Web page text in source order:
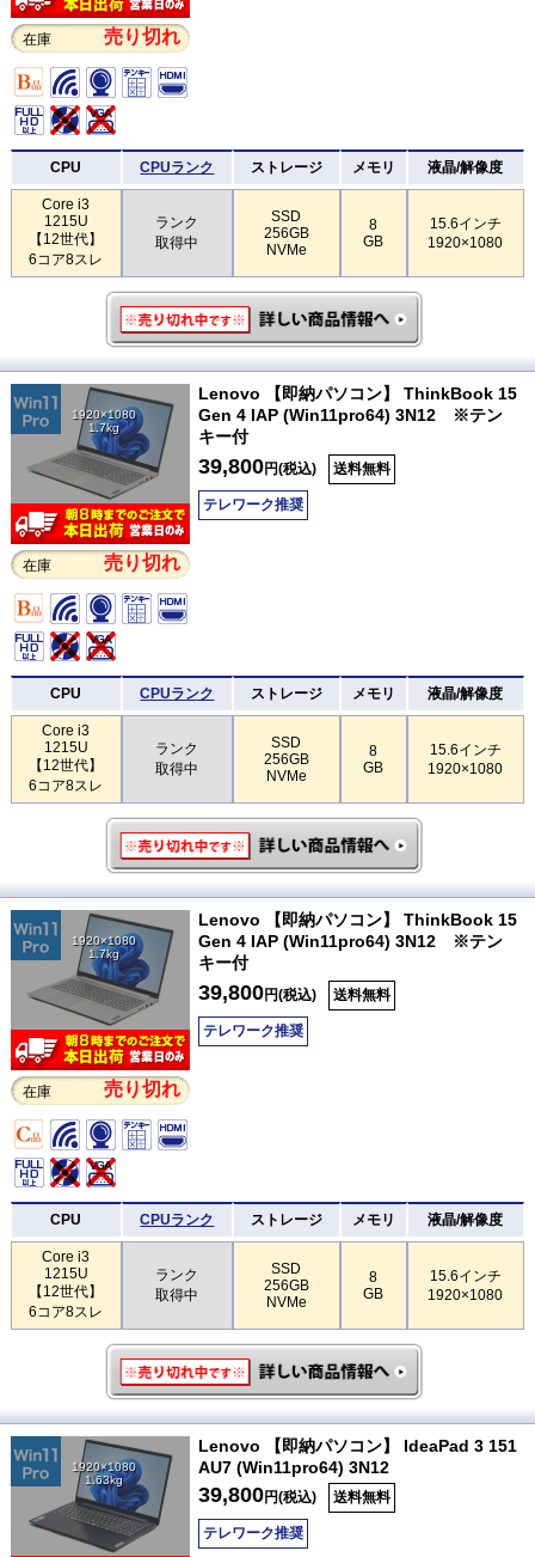
在庫 売り切れ
CPU CPUランク ストレージ メモリ 液晶/解像度
Core i3
1215U
【12世代】
6コア8スレ
ランク
取得中
SSD
256GB
NVMe
8
GB
15.6インチ
1920×1080
1920×1080
1.7kg
在庫 売り切れ
Lenovo 【即納パソコン】 ThinkBook 15
Gen 4 IAP (Win11pro64) 3N12 ※テン
キー付
39,800円(税込) 送料無料
テレワーク推奨
CPU CPUランク ストレージ メモリ 液晶/解像度
Core i3
1215U
【12世代】
6コア8スレ
ランク
取得中
SSD
256GB
NVMe
8
GB
15.6インチ
1920×1080
1920×1080
1.7kg
在庫 売り切れ
Lenovo 【即納パソコン】 ThinkBook 15
Gen 4 IAP (Win11pro64) 3N12 ※テン
キー付
39,800円(税込) 送料無料
テレワーク推奨
CPU CPUランク ストレージ メモリ 液晶/解像度
Core i3
1215U
【12世代】
6コア8スレ
ランク
取得中
SSD
256GB
NVMe
8
GB
15.6インチ
1920×1080
1920×1080
1.63kg
Lenovo 【即納パソコン】 IdeaPad 3 151
AU7 (Win11pro64) 3N12
39,800円(税込) 送料無料
テレワーク推奨